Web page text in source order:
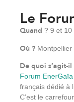
Le
Quand ? 9 et 10
Où ?
De quoi s’agit-il
Forum EnerGaïa
français dédié à
C’est le